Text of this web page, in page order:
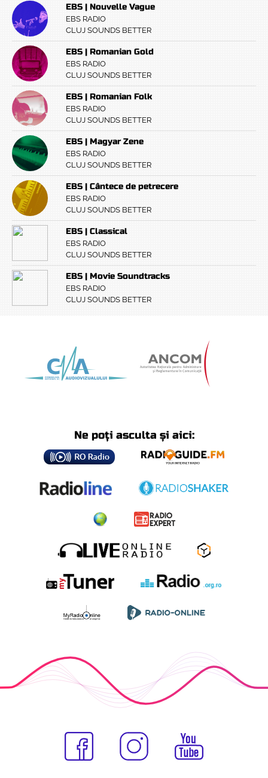
EBS | Nouvelle Vague
EBS RADIO
CLUJ SOUNDS BETTER
EBS | Romanian Gold
EBS RADIO
CLUJ SOUNDS BETTER
EBS | Romanian Folk
EBS RADIO
CLUJ SOUNDS BETTER
EBS | Magyar Zene
EBS RADIO
CLUJ SOUNDS BETTER
EBS | Cântece de petrecere
EBS RADIO
CLUJ SOUNDS BETTER
EBS | Classical
EBS RADIO
CLUJ SOUNDS BETTER
EBS | Movie Soundtracks
EBS RADIO
CLUJ SOUNDS BETTER
Ne poți asculta și aici: